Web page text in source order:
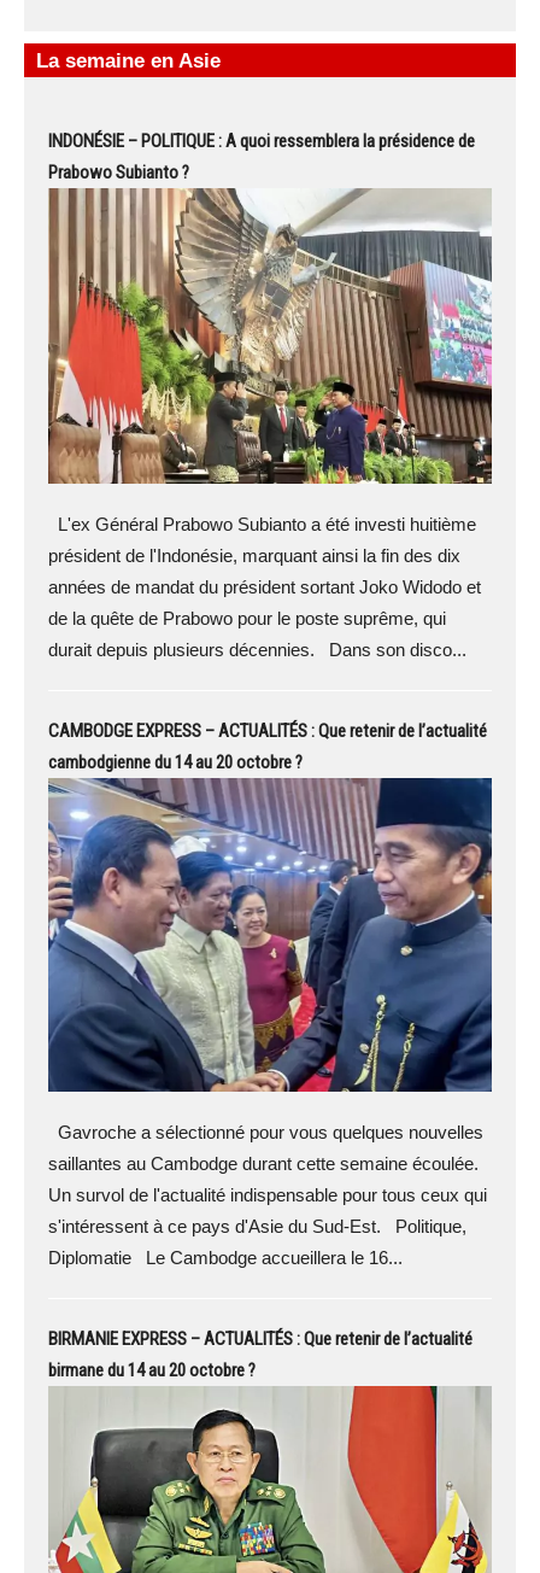
La semaine en Asie
INDONÉSIE – POLITIQUE : A quoi ressemblera la présidence de
Prabowo Subianto ?
L'ex Général Prabowo Subianto a été investi huitième
président de l'Indonésie, marquant ainsi la fin des dix
années de mandat du président sortant Joko Widodo et
de la quête de Prabowo pour le poste suprême, qui
durait depuis plusieurs décennies. Dans son disco...
CAMBODGE EXPRESS – ACTUALITÉS : Que retenir de l’actualité
cambodgienne du 14 au 20 octobre ?
Gavroche a sélectionné pour vous quelques nouvelles
saillantes au Cambodge durant cette semaine écoulée.
Un survol de l'actualité indispensable pour tous ceux qui
s'intéressent à ce pays d'Asie du Sud-Est. Politique,
Diplomatie Le Cambodge accueillera le 16...
BIRMANIE EXPRESS – ACTUALITÉS : Que retenir de l’actualité
birmane du 14 au 20 octobre ?